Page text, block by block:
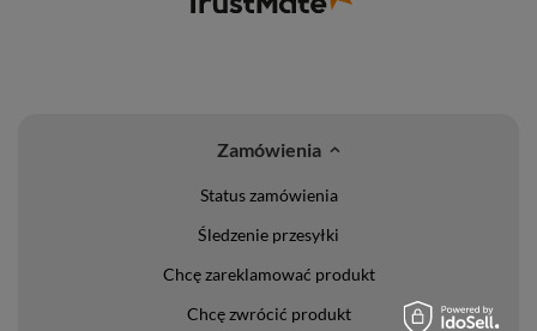
Zamówienia
Status zamówienia
Śledzenie przesyłki
Chcę zareklamować produkt
Chcę zwrócić produkt